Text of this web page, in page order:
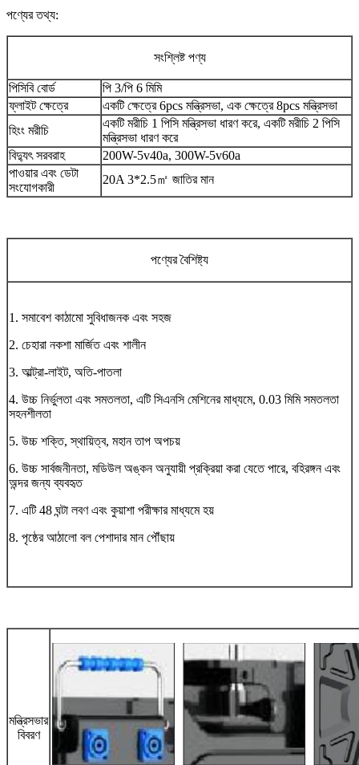
পণ্যের তথ্য:
সংশ্লিষ্ট পণ্য
পিসিবি বোর্ড
পি 3/পি 6 মিমি
ফ্লাইট ক্ষেত্রে
একটি ক্ষেত্রে 6pcs মন্ত্রিসভা, এক ক্ষেত্রে 8pcs মন্ত্রিসভা
হিংং মরীচি
একটি মরীচি 1 পিসি মন্ত্রিসভা ধারণ করে, একটি মরীচি 2 পিসি
মন্ত্রিসভা ধারণ করে
বিদ্যুৎ সরবরাহ
200W-5v40a, 300W-5v60a
পাওয়ার এবং ডেটা
সংযোগকারী
20A 3*2.5㎡ জাতির মান
পণ্যের বৈশিষ্ট্য
1. সমাবেশ কাঠামো সুবিধাজনক এবং সহজ
2. চেহারা নকশা মার্জিত এবং শালীন
3. আল্ট্রা-লাইট, অতি-পাতলা
4. উচ্চ নির্ভুলতা এবং সমতলতা, এটি সিএনসি মেশিনের মাধ্যমে, 0.03 মিমি সমতলতা
সহনশীলতা
5. উচ্চ শক্তি, স্থায়িত্ব, মহান তাপ অপচয়
6. উচ্চ সার্বজনীনতা, মডিউল অঙ্কন অনুযায়ী প্রক্রিয়া করা যেতে পারে, বহিরঙ্গন এবং
অন্দর জন্য ব্যবহৃত
7. এটি 48 ঘন্টা লবণ এবং কুয়াশা পরীক্ষার মাধ্যমে হয়
8. পৃষ্ঠের আঠালো বল পেশাদার মান পৌঁছায়
মন্ত্রিসভার
বিবরণ